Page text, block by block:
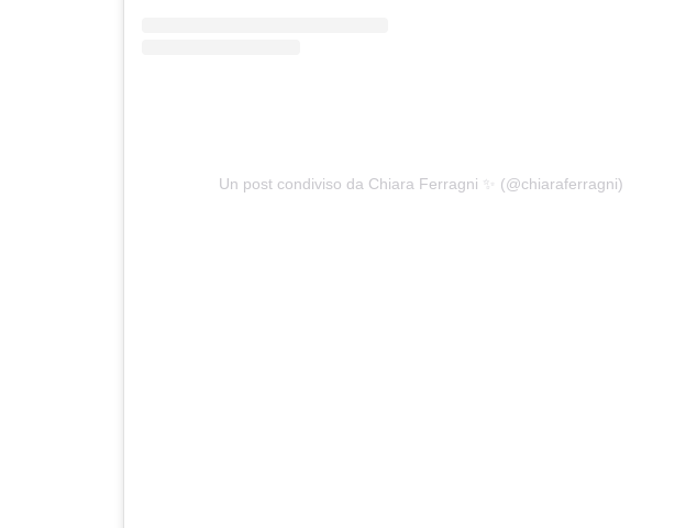
Un post condiviso da Chiara Ferragni ✨ (@chiaraferragni)